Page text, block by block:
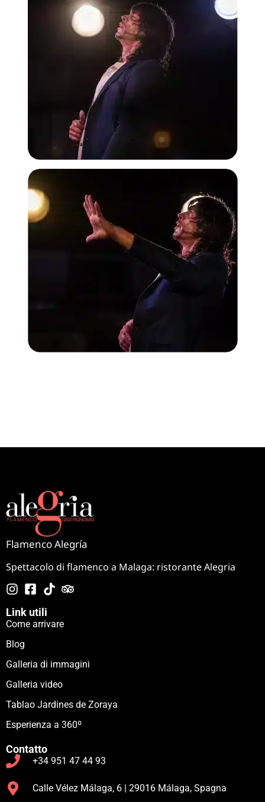
Flamenco Alegría
Spettacolo di flamenco a Malaga: ristorante Alegria
Link utili
Come arrivare
Blog
Galleria di immagini
Galleria video
Tablao Jardines de Zoraya
Esperienza a 360º
Contatto
+34 951 47 44 93
Calle Vélez Málaga, 6 | 29016 Málaga, Spagna